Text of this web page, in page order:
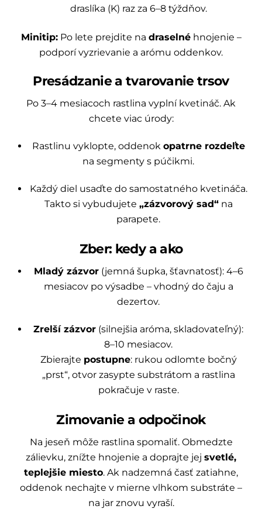
draslíka (K) raz za 6–8 týždňov.
Minitip:Po lete prejdite na draselnéhnojenie –
podporí vyzrievanie a arómu oddenkov.
Presádzanie a tvarovanie trsov
Po 3–4 mesiacoch rastlina vyplní kvetináč. Ak
chcete viac úrody:
Rastlinu vyklopte, oddenok opatrne rozdeľte
na segmenty s púčikmi.
Každý diel usaďte do samostatného kvetináča.
Takto si vybudujete „zázvorový sad“na
parapete.
Zber: kedy a ako
Mladý zázvor(jemná šupka, šťavnatosť): 4–6
mesiacov po výsadbe – vhodný do čaju a
dezertov.
Zrelší zázvor (silnejšia aróma, skladovateľný):
8–10 mesiacov.
Zbierajte postupne: rukou odlomte bočný
„prst“, otvor zasypte substrátom a rastlina
pokračuje v raste.
Zimovanie a odpočinok
Na jeseň môže rastlina spomaliť. Obmedzte
zálievku, znížte hnojenie a doprajte jej svetlé,
teplejšie miesto. Ak nadzemná časť zatiahne,
oddenok nechajte v mierne vlhkom substráte –
na jar znovu vyraší.